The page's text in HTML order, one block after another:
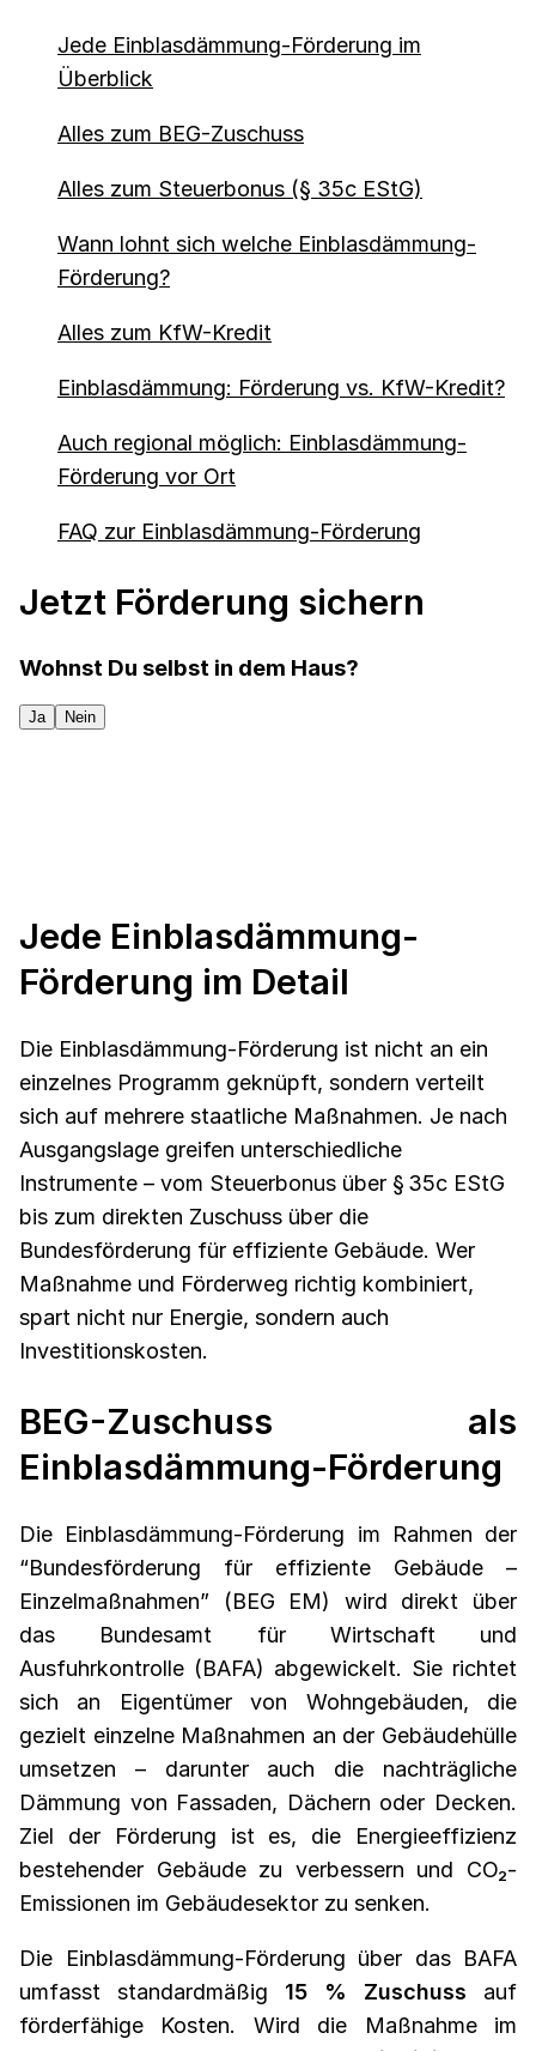
Jede Einblasdämmung-Förderung im
Überblick
Alles zum BEG-Zuschuss
Alles zum Steuerbonus (§ 35c EStG)
Wann lohnt sich welche Einblasdämmung-
Förderung?
Alles zum KfW-Kredit
Einblasdämmung: Förderung vs. KfW-Kredit?
Auch regional möglich: Einblasdämmung-
Förderung vor Ort
FAQ zur Einblasdämmung-Förderung
Jetzt Förderung sichern
Wohnst Du selbst in dem Haus?
Ja Nein
Jede Einblasdämmung-
Förderung im Detail
Die Einblasdämmung-Förderung ist nicht an ein
einzelnes Programm geknüpft, sondern verteilt
sich auf mehrere staatliche Maßnahmen. Je nach
Ausgangslage greifen unterschiedliche
Instrumente – vom Steuerbonus über § 35c EStG
bis zum direkten Zuschuss über die
Bundesförderung für effiziente Gebäude. Wer
Maßnahme und Förderweg richtig kombiniert,
spart nicht nur Energie, sondern auch
Investitionskosten.
BEG-Zuschuss als
Einblasdämmung-Förderung
Die Einblasdämmung-Förderung im Rahmen der
“Bundesförderung für effiziente Gebäude –
Einzelmaßnahmen” (BEG EM) wird direkt über
das Bundesamt für Wirtschaft und
Ausfuhrkontrolle (BAFA) abgewickelt. Sie richtet
sich an Eigentümer von Wohngebäuden, die
gezielt einzelne Maßnahmen an der Gebäudehülle
umsetzen – darunter auch die nachträgliche
Dämmung von Fassaden, Dächern oder Decken.
Ziel der Förderung ist es, die Energieeffizienz
bestehender Gebäude zu verbessern und CO₂-
Emissionen im Gebäudesektor zu senken.
Die Einblasdämmung-Förderung über das BAFA
umfasst standardmäßig 15 % Zuschuss auf
förderfähige Kosten. Wird die Maßnahme im